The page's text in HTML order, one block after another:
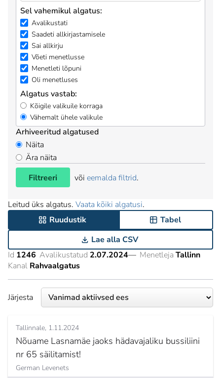
Sel vahemikul algatus:
Avalikustati
Saadeti allkirjastamisele
Sai allkirju
Võeti menetlusse
Menetleti lõpuni
Oli menetluses
Algatus vastab:
Kõigile valikuile korraga
Vähemalt ühele valikule
Arhiveeritud algatused
Näita
Ära näita
Filtreeri
või eemalda filtrid.
Leitud üks algatus. Vaata kõiki algatusi.
Ruudustik
Tabel
Lae alla CSV
Id 1246 Avalikustatud 2.07.2024— Menetleja Tallinn
Kanal Rahvaalgatus
Järjesta
Tallinnale 1.11.2024
Nõuame Lasnamäe jaoks hädavajaliku bussiliini
nr 65 säilitamist!
German Levenets